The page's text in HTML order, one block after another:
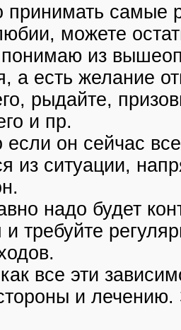
принимать
можете
из
а есть желание
рыдайте,
и пр.
он сейчас
из ситуации,
надо будет
требуйте
все эти
и